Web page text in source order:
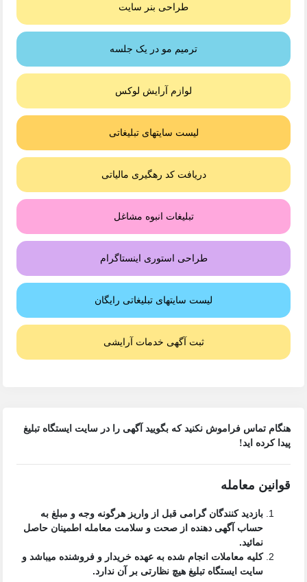
طراحی بنر سایت
ترمیم مو در یک جلسه
لوازم آرایش لوکس
لیست سایتهای تبلیغاتی
دریافت کد رهگیری مالیاتی
تبلیغات انبوه مشاغل
طراحی استوری اینستاگرام
لیست سایتهای تبلیغاتی رایگان
ثبت آگهی خدمات آرایشی
هنگام تماس فراموش نکنید که بگویید آگهی را درسایت ایستگاه تبلیغ
پیدا کرده اید!
قوانین معامله
بازدید کنندگان گرامی قبل از واریز هرگونه وجه و مبلغ به
حساب آگهی دهنده از صحت و سلامت معامله اطمینان حاصل
نمائید.
کلیه معاملات انجام شده به عهده خریدار و فروشنده میباشد و
سایت ایستگاه تبلیغ هیچ نظارتی بر آن ندارد.